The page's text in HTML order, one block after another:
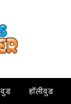
हॉलीवुड